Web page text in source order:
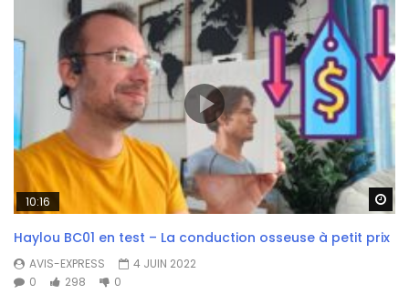
10:16
Haylou BC01 en test – La conduction osseuse à petit prix
AVIS-EXPRESS
4 JUIN 2022
0
298 0